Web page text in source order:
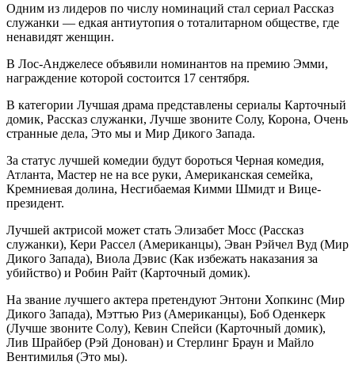
Одним из лидеров по числу номинаций стал сериал Рассказ
служанки — едкая антиутопия о тоталитарном обществе, где
ненавидят женщин.
В Лос-Анджелесе объявили номинантов на премию Эмми,
награждение которой состоится 17 сентября.
В категории Лучшая драма представлены сериалы Карточный
домик, Рассказ служанки, Лучше звоните Солу, Корона, Очень
странные дела, Это мы и Мир Дикого Запада.
За статус лучшей комедии будут бороться Черная комедия,
Атланта, Мастер не на все руки, Американская семейка,
Кремниевая долина, Несгибаемая Кимми Шмидт и Вице-
президент.
Лучшей актрисой может стать Элизабет Мосс (Рассказ
служанки), Кери Рассел (Американцы), Эван Рэйчел Вуд (Мир
Дикого Запада), Виола Дэвис (Как избежать наказания за
убийство) и Робин Райт (Карточный домик).
На звание лучшего актера претендуют Энтони Хопкинс (Мир
Дикого Запада), Мэттью Риз (Американцы), Боб Оденкерк
(Лучше звоните Солу), Кевин Спейси (Карточный домик),
Лив Шрайбер (Рэй Донован) и Стерлинг Браун и Майло
Вентимилья (Это мы).